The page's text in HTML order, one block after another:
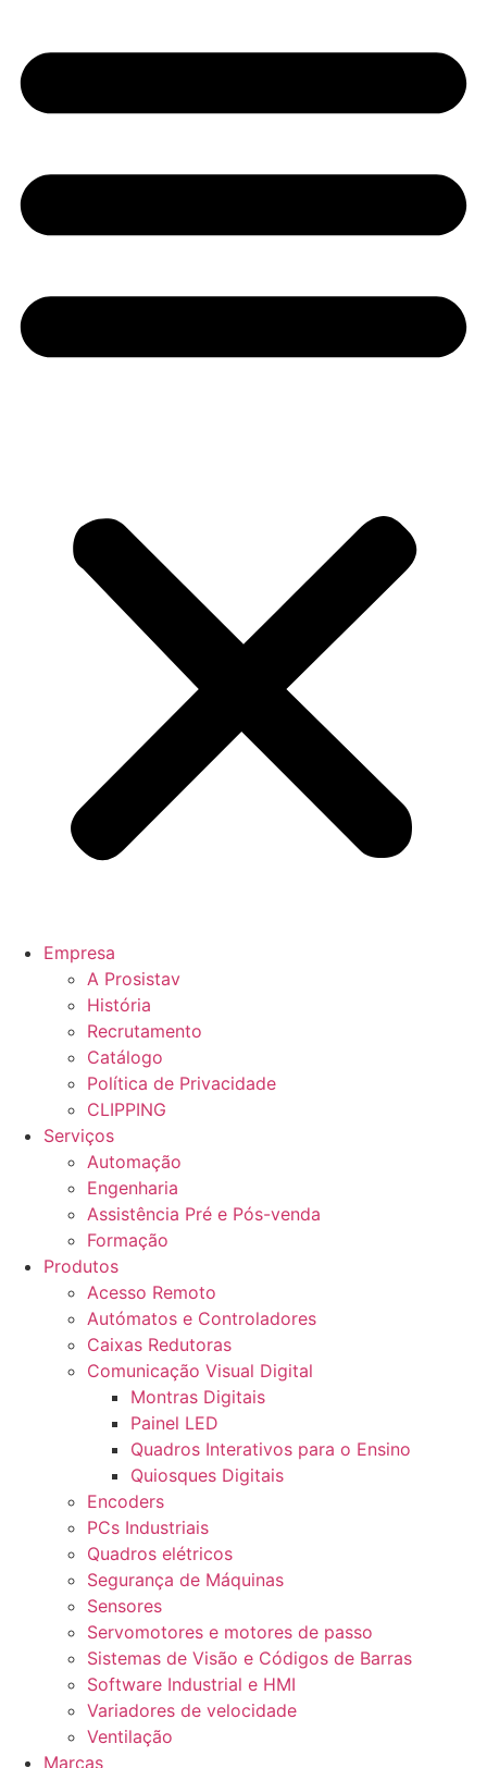
Empresa
A Prosistav
História
Recrutamento
Catálogo
Política de Privacidade
CLIPPING
Serviços
Automação
Engenharia
Assistência Pré e Pós-venda
Formação
Produtos
Acesso Remoto
Autómatos e Controladores
Caixas Redutoras
Comunicação Visual Digital
Montras Digitais
Painel LED
Quadros Interativos para o Ensino
Quiosques Digitais
Encoders
PCs Industriais
Quadros elétricos
Segurança de Máquinas
Sensores
Servomotores e motores de passo
Sistemas de Visão e Códigos de Barras
Software Industrial e HMI
Variadores de velocidade
Ventilação
Marcas